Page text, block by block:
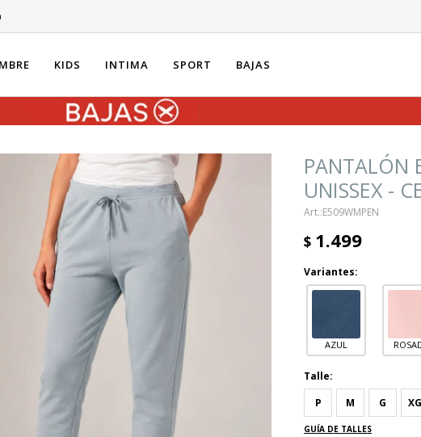
KIDS INTIMA SPORT BAJAS
PANTALÓN
UNISSEX -
E509WMPEN
$ 1.499
Variantes:
AZUL
Talle:
P
M G XG
GUÍA DE TALLES